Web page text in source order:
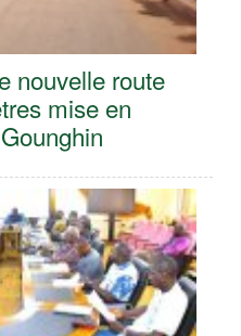
nouvelle route
mise en